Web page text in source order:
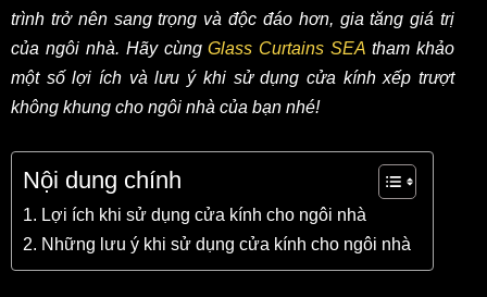
trình trở nên sang trọng và độc đáo hơn, gia tăng giá trị
của ngôi nhà. Hãy cùngGlass Curtains SEA tham khảo
một số lợi ích và lưu ý khi sử dụng cửa kính xếp trượt
không khung cho ngôi nhà của bạn nhé!
Nội dung chính
1. Lợi ích khi sử dụng cửa kính cho ngôi nhà
2. Những lưu ý khi sử dụng cửa kính cho ngôi nhà